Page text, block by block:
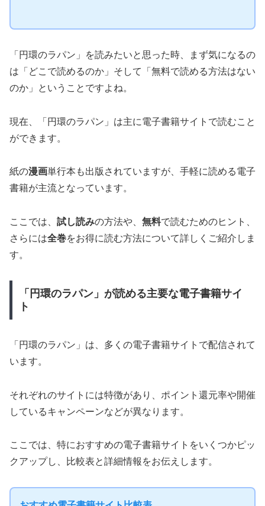
「円環のラパン」を読みたいと思った時、まず気になるの
は「どこで読めるのか」そして「無料で読める方法はない
のか」ということですよね。
現在、「円環のラパン」は主に電子書籍サイトで読むこと
ができます。
紙の漫画単行本も出版されていますが、手軽に読める電子
書籍が主流となっています。
ここでは、 試し読みの方法や、 無料で読むためのヒント、
さらには全巻をお得に読む方法について詳しくご紹介しま
す。
「円環のラパン」が読める主要な電子書籍サイ
ト
「円環のラパン」は、多くの電子書籍サイトで配信されて
います。
それぞれのサイトには特徴があり、ポイント還元率や開催
しているキャンペーンなどが異なります。
ここでは、特におすすめの電子書籍サイトをいくつかピッ
クアップし、比較表と詳細情報をお伝えします。